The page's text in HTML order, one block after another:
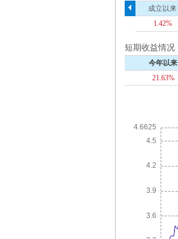
成立以来
1.42%
短期收益情况
今年以来
21.63%